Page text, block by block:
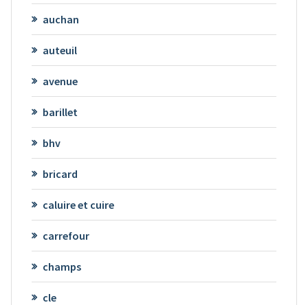
auchan
auteuil
avenue
barillet
bhv
bricard
caluire et cuire
carrefour
champs
cle